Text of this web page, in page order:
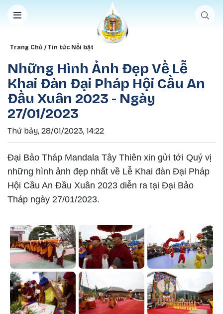
Nhảy đến nội dung
Breadcrumb
Trang Chủ Tin tức Nổi bật
Những Hình Ảnh Đẹp Về Lễ
Khai Đàn Đại Pháp Hội Cầu An
Đầu Xuân 2023 - Ngày
27/01/2023
Thứ bảy, 28/01/2023, 14:22
Đại Bảo Tháp Mandala Tây Thiên xin gửi tới Quý vị
những hình ảnh đẹp nhất về Lễ Khai đàn Đại Pháp
Hội Cầu An Đầu Xuân 2023 diễn ra tại Đại Bảo
Tháp ngày 27/01/2023.